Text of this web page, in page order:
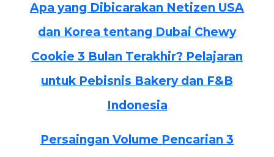
Apa yang Dibicarakan Netizen USA
dan Korea tentang Dubai Chewy
Cookie 3 Bulan Terakhir? Pelajaran
untuk Pebisnis Bakery dan F&B
Indonesia
Persaingan Volume Pencarian 3